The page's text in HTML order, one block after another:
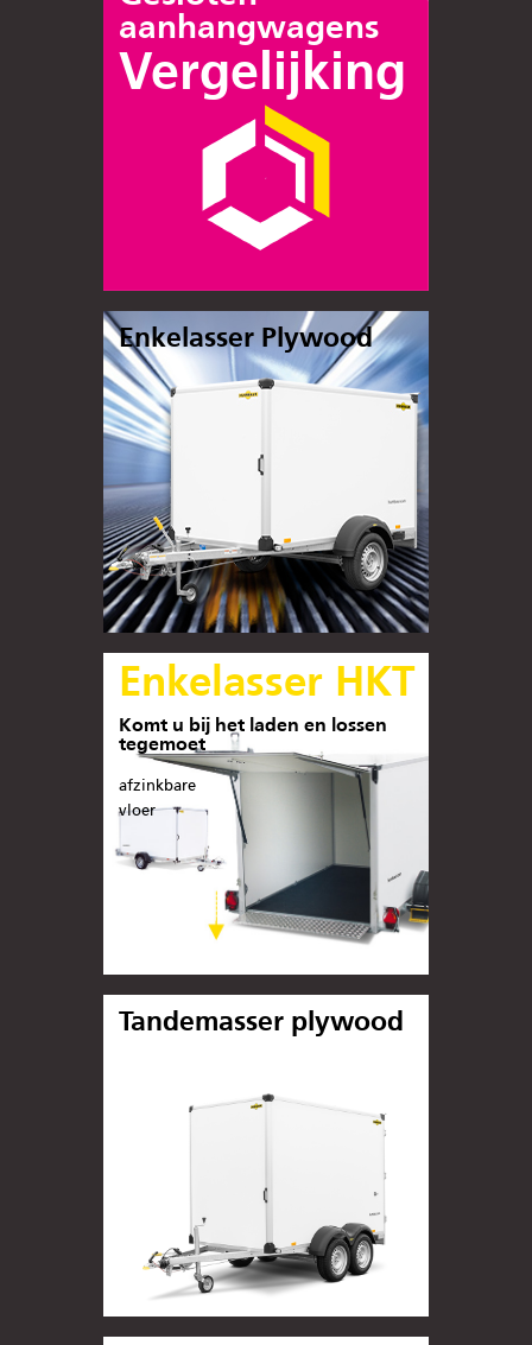
aanhangwagens
Vergelijking
Enkelasser Plywood
Enkelasser HKT
Komt u bij het laden en lossen
tegemoet
afzinkbare
vloer
Tandemasser plywood